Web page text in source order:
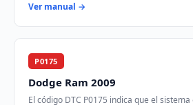
Ver manual →
P0175
Dodge Ram 2009
El código DTC P0175 indica que el